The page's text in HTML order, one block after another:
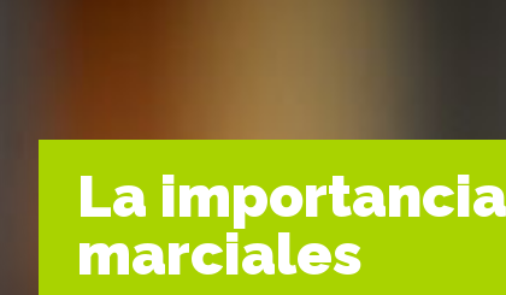
La
marciales